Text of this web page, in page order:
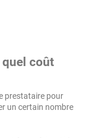
coût
prestataire pour
un certain nombre